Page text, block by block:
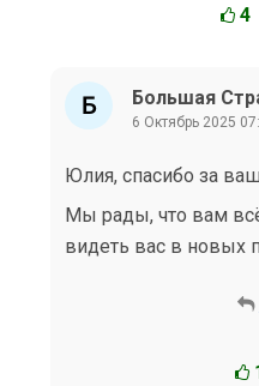
4
Большая
6 Октябрь 2025
Юлия, спасибо за
Мы рады, что вам
видеть вас в новых